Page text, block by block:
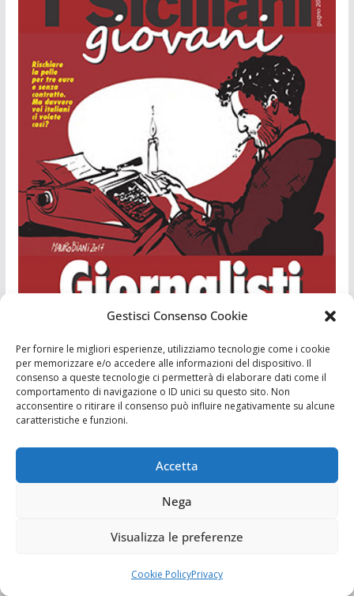
Gestisci Consenso Cookie
Per fornire le migliori esperienze, utilizziamo tecnologie come i cookie
per memorizzare e/o accedere alle informazioni del dispositivo. Il
consenso a queste tecnologie ci permetterà di elaborare dati come il
comportamento di navigazione o ID unici su questo sito. Non
acconsentire o ritirare il consenso può influire negativamente su alcune
caratteristiche e funzioni.
Accetta
Nega
Visualizza le preferenze
Cookie PolicyPrivacy